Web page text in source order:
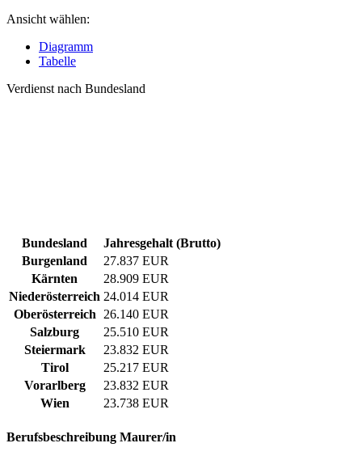
Ansicht wählen:
Diagramm
Tabelle
Verdienst nach Bundesland
Bundesland
Jahresgehalt (Brutto)
Burgenland
27.837 EUR
Kärnten
28.909 EUR
Niederösterreich 24.014 EUR
Oberösterreich
26.140 EUR
Salzburg
25.510 EUR
Steiermark
23.832 EUR
Tirol
25.217 EUR
Vorarlberg
23.832 EUR
Wien
23.738 EUR
Berufsbeschreibung Maurer/in